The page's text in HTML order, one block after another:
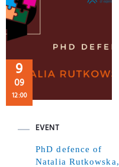
9
09
12:00
EVENT
PhD defence of
Natalia Rutkowska,